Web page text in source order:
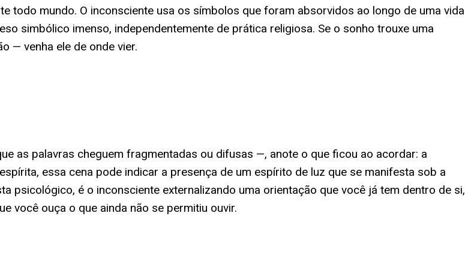
todo mundo. O inconsciente usa os símbolos que foram absorvidos ao longo de uma vida
simbólico imenso, independentemente de prática religiosa. Se o sonho trouxe uma
— venha ele de onde vier.
as palavras cheguem fragmentadas ou difusas —, anote o que ficou ao acordar: a
essa cena pode indicar a presença de um espírito de luz que se manifesta sob a
psicológico, é o inconsciente externalizando uma orientação que você já tem dentro de si,
você ouça o que ainda não se permitiu ouvir.